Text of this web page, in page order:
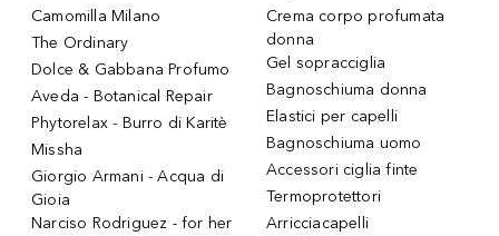
Camomilla Milano
The Ordinary
Dolce & Gabbana Profumo
Aveda - Botanical Repair
Phytorelax - Burro di Karitè
Missha
Giorgio Armani - Acqua di
Gioia
Narciso Rodriguez - for her
Crema corpo profumata
donna
Gel sopracciglia
Bagnoschiuma donna
Elastici per capelli
Bagnoschiuma uomo
Accessori ciglia finte
Termoprotettori
Arricciacapelli